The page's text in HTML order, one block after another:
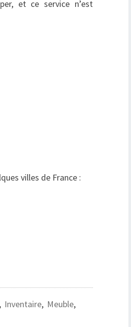
et ce service n’est
villes de France :
, Inventaire, Meuble,